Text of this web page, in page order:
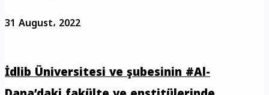
31 August، 2022
İdlib Üniversitesi ve şubesinin #Al-